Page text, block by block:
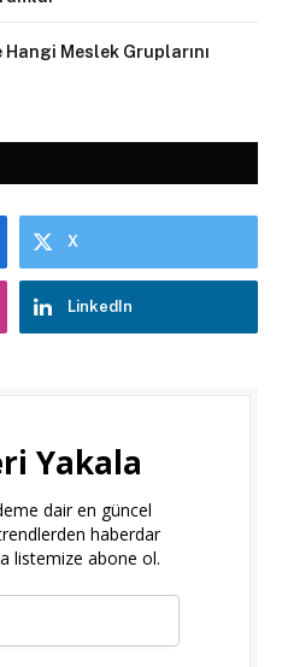
Meslek Gruplarını
X
LinkedIn
Yakala
dair en güncel
haberdar
listemize abone ol.